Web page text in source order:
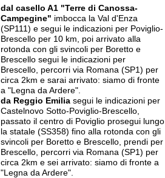
dal casello A1 "Terre di Canossa-
Campegine" imbocca la Val d'Enza
(SP111) e segui le indicazioni per Poviglio-
Brescello per 10 km, poi arrivato alla
rotonda con gli svincoli per Boretto e
Brescello segui le indicazioni per
Brescello, percorri via Romana (SP1) per
circa 2km e sarai arrivato: siamo di fronte
a "Legna da Ardere".
da Reggio Emilia segui le indicazioni per
Castelnovo Sotto-Poviglio-Brescello,
passato il centro di Poviglio prosegui lungo
la statale (SS358) fino alla rotonda con gli
svincoli per Boretto e Brescello, prendi per
Brescello, percorri via Romana (SP1) per
circa 2km e sei arrivato: siamo di fronte a
"Legna da Ardere".